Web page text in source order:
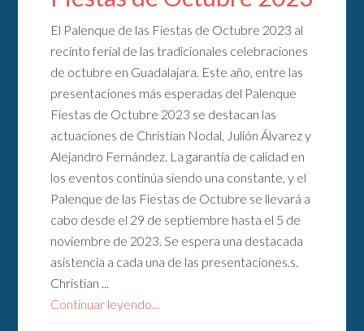
El Palenque de las Fiestas de Octubre 2023 al
recinto ferial de las tradicionales celebraciones
de octubre en Guadalajara. Este año, entre las
presentaciones más esperadas del Palenque
Fiestas de Octubre 2023 se destacan las
actuaciones de Christian Nodal, Julión Álvarez y
Alejandro Fernández. La garantía de calidad en
los eventos continúa siendo una constante, y el
Palenque de las Fiestas de Octubre se llevará a
cabo desde el 29 de septiembre hasta el 5 de
noviembre de 2023. Se espera una destacada
asistencia a cada una de las presentaciones.s.
Christian ...
Continuar leyendo...